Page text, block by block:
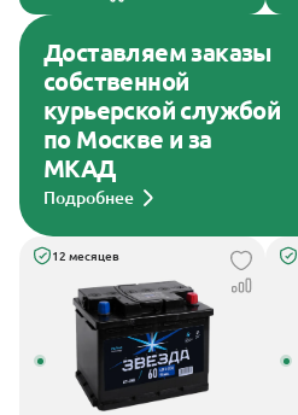
Доставляем заказы
собственной
курьерской службой
по Москве и за
МКАД
Подробнее
12 месяцев